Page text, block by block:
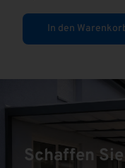
In den
Schaffen